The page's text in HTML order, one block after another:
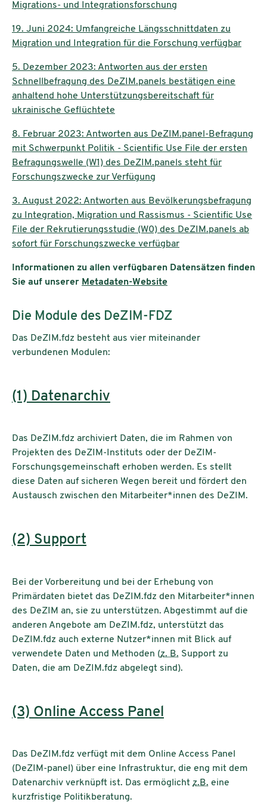
Migrations- und Integrationsforschung
19. Juni 2024: Umfangreiche Längsschnittdaten zu
Migration und Integration für die Forschung verfügbar
5. Dezember 2023: Antworten aus der ersten
Schnellbefragung des DeZIM.panels bestätigen eine
anhaltend hohe Unterstützungsbereitschaft für
ukrainische Geflüchtete
8. Februar 2023: Antworten aus DeZIM.panel-Befragung
mit Schwerpunkt Politik - Scientific Use File der ersten
Befragungswelle (W1) des DeZIM.panels steht für
Forschungszwecke zur Verfügung
3. August 2022: Antworten aus Bevölkerungsbefragung
zu Integration, Migration und Rassismus - Scientific Use
File der Rekrutierungsstudie (W0) des DeZIM.panels ab
sofort für Forschungszwecke verfügbar
Informationen zu allen verfügbaren Datensätzen finden
Sie auf unserer Metadaten-Website
Die Module des DeZIM-FDZ
Das DeZIM.fdz besteht aus vier miteinander
verbundenen Modulen:
(1) Datenarchiv
Das DeZIM.fdz archiviert Daten, die im Rahmen von
Projekten des DeZIM-Instituts oder der DeZIM-
Forschungsgemeinschaft erhoben werden. Es stellt
diese Daten auf sicheren Wegen bereit und fördert den
Austausch zwischen den Mitarbeiter*innen des DeZIM.
(2) Support
Bei der Vorbereitung und bei der Erhebung von
Primärdaten bietet das DeZIM.fdz den Mitarbeiter*innen
des DeZIM an, sie zu unterstützen. Abgestimmt auf die
anderen Angebote am DeZIM.fdz, unterstützt das
DeZIM.fdz auch externe Nutzer*innen mit Blick auf
verwendete Daten und Methoden (z. B. Support zu
Daten, die am DeZIM.fdz abgelegt sind).
(3) Online Access Panel
Das DeZIM.fdz verfügt mit dem Online Access Panel
(DeZIM-panel) über eine Infrastruktur, die eng mit dem
Datenarchiv verknüpft ist. Das ermöglicht z.B. eine
kurzfristige Politikberatung.